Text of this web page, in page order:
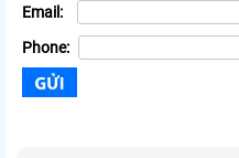
Email:
Phone: